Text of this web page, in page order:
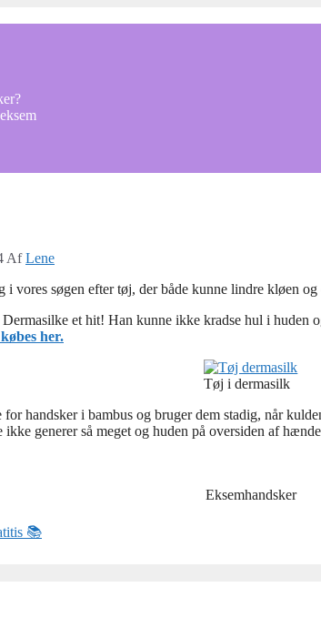
AfLene
vores søgen efter tøj, der både kunne lindre kløen
et hit! Han kunne ikke kradse hul i huden
her.
Tøj i dermasilk
handsker i bambus og bruger dem stadig, når
generer så meget og huden på oversiden af
Eksemhandsker
📚